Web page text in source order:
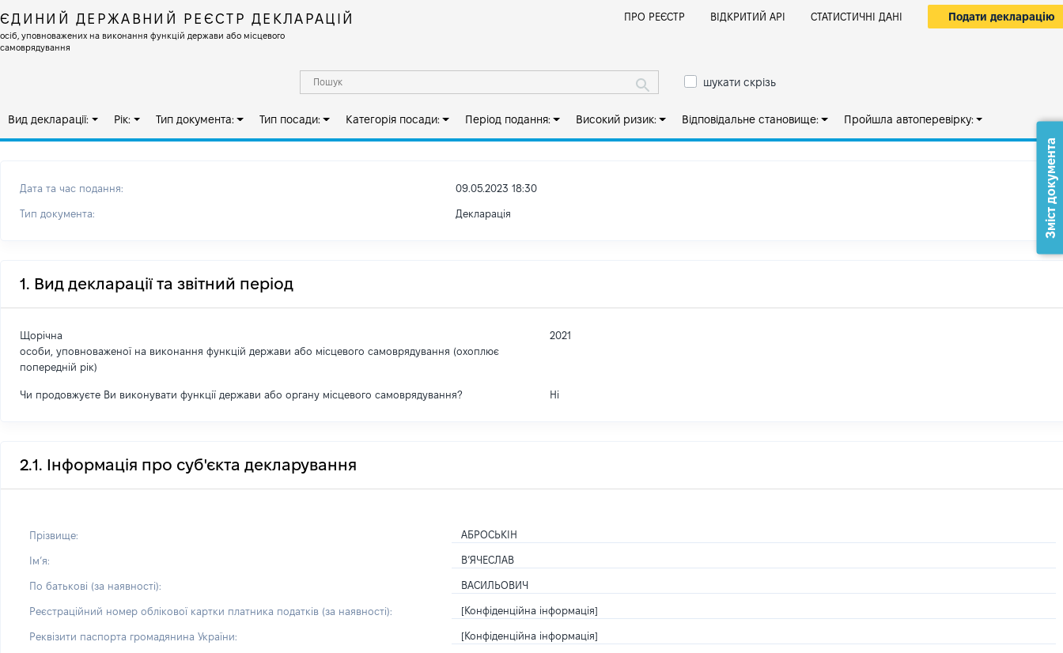
ЄДИНИЙ ДЕРЖАВНИЙ РЕЄСТР ДЕКЛАРАЦІЙ
осіб, уповноважених на виконання функцій держави або місцевого
самоврядування
ПРО РЕЄСТР ВІДКРИТИЙ АРІ СТАТИСТИЧНІ ДАНІ Подати декларацію
шукати скрізь
Вид декларації: Рік: Тип документа: Тип посади: Категорія посади: Період подання: Високий ризик: Відповідальне становище: Пройшла автоперевірку:
Дата та час подання: 09.05.2023 18:30
Тип документа: Декларація
1. Вид декларації та звітний період
Щорічна
особи, уповноваженої на виконання функцій держави або місцевого самоврядування (охоплює
попередній рік)
2021
Чи продовжуєте Ви виконувати функції держави або органу місцевого самоврядування? Ні
2.1. Інформація про суб'єкта декларування
Прізвище: АБРОСЬКІН
Імʼя: В’ЯЧЕСЛАВ
По батькові (за наявності): ВАСИЛЬОВИЧ
Реєстраційний номер облікової картки платника податків (за наявності): [Конфіденційна інформація]
Реквізити паспорта громадянина України: [Конфіденційна інформація]
Зміст документа